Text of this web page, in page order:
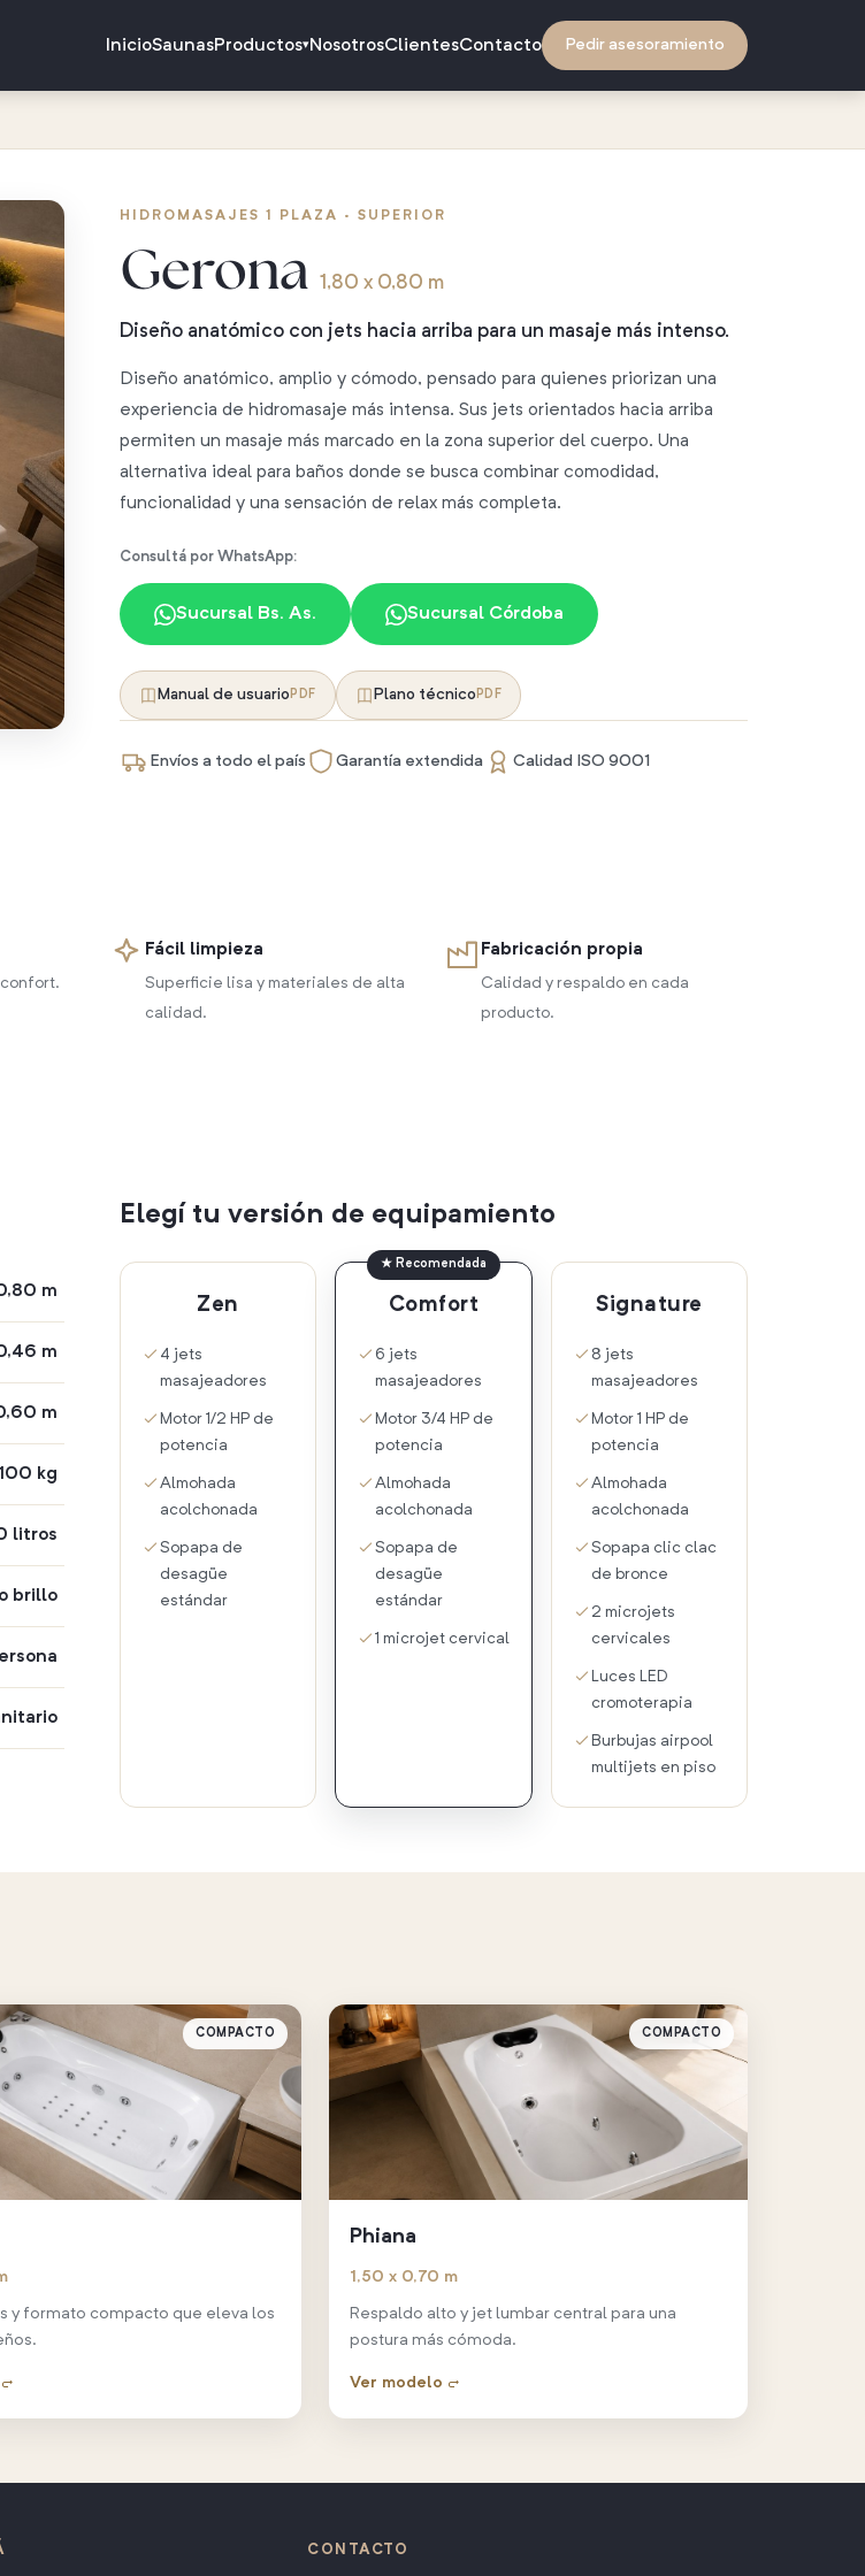
InicioSaunasProductos▾NosotrosClientesContacto Pedir asesoramiento
HIDROMASAJES 1 PLAZA · SUPERIOR
Gerona 1,80 x 0,80 m
Diseño anatómico con jets hacia arriba para un masaje más intenso.
Diseño anatómico, amplio y cómodo, pensado para quienes priorizan una
experiencia de hidromasaje más intensa. Sus jets orientados hacia arriba
permiten un masaje más marcado en la zona superior del cuerpo. Una
alternativa ideal para baños donde se busca combinar comodidad,
funcionalidad y una sensación de relax más completa.
Consultá por WhatsApp:
Sucursal Bs. As. Sucursal Córdoba
Manual de usuario PDF Plano técnico PDF
Envíos a todo el país Garantía extendida Calidad ISO 9001
confort.
Fácil limpieza
Superficie lisa y materiales de alta
calidad.
Fabricación propia
Calidad y respaldo en cada
producto.
m
m
m
100 kg
litros
brillo
Elegí tu versión de equipamiento
Zen
4 jets
masajeadores
Motor 1/2 HP de
potencia
Almohada
acolchonada
Sopapa de
desagüe
estándar
★ Recomendada
Comfort
6 jets
masajeadores
Motor 3/4 HP de
potencia
Almohada
acolchonada
Sopapa de
desagüe
estándar
1 microjet cervical
Signature
8 jets
masajeadores
Motor 1 HP de
potencia
Almohada
acolchonada
Sopapa clic clac
de bronce
2 microjets
cervicales
Luces LED
cromoterapia
Burbujas airpool
multijets en piso
COMPACTO
y formato compacto que eleva los
COMPACTO
Phiana
1,50 x 0,70 m
Respaldo alto y jet lumbar central para una
postura más cómoda.
Ver modelo →
CONTACTO